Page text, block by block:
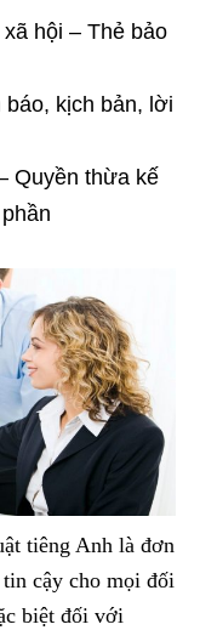
hội – Thẻ bảo
kịch bản, lời
Quyền thừa kế
tiêng Anh là đơn
cậy cho mọi đối
biệt đối với